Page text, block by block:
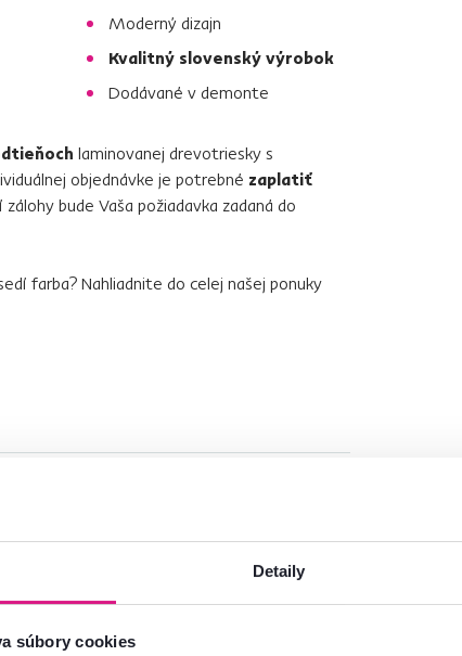
Detaily
súbory cookies
Moderný dizajn
Kvalitný slovenský výrobok
Dodávané v demonte
laminovanej drevotriesky s
objednávke je potrebné zaplatiť
zálohy bude Vaša požiadavka zadaná do
farba? Nahliadnite do celej našej ponuky